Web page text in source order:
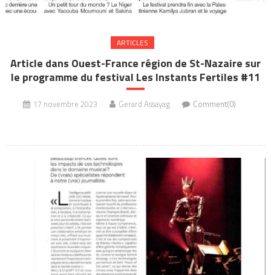
ARTICLES
Article dans Ouest-France région de St-Nazaire sur
le programme du festival Les Instants Fertiles #11
17 novembre 2023 Gerard Assayag Comment(0)